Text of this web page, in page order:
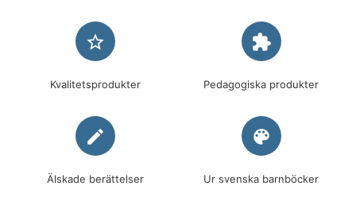
star_border
Kvalitetsprodukter
extension
Pedagogiska produkter
edit
Älskade berättelser
palette
Ur svenska barnböcker